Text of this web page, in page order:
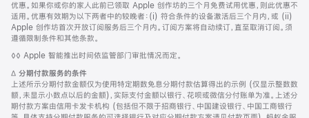
优惠。如果你或你的家人此前已领取 Apple 创作坊的三个月免费试用优惠，则此优惠不
适用。优惠有效期为以下两者中的较晚者：(i) 符合条件的设备激活后三个月内，或 (ii)
Apple 创作坊首次开放订阅服务后三个月内。订阅方案将自动续订，直至取消订阅。须
遵循限制条件和其他条款。
脚
◊◊ Apple 智能推出时间依监管部门审批情况而定。
脚
注
∆ 分期付款服务的条件
上述所示分期付款金额仅为使用特定期数免息分期付款估算得出的示例 (仅显示整数数
额，未显示小数点以后的金额)，实际支付金额以银行、花呗或微信分付账单为准。上述分
期付款方案由信用卡发卡机构 (包括但不限于招商银行、中国建设银行、中国工商银行